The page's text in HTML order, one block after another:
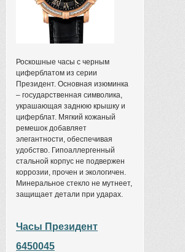
Роскошные часы с черным
циферблатом из серии
Президент. Основная изюминка
– государственная символика,
украшающая заднюю крышку и
циферблат. Мягкий кожаный
ремешок добавляет
элегантности, обеспечивая
удобство. Гипоаллергенный
стальной корпус не подвержен
коррозии, прочен и экологичен.
Минеральное стекло не мутнеет,
защищает детали при ударах.
Часы Президент
6450045